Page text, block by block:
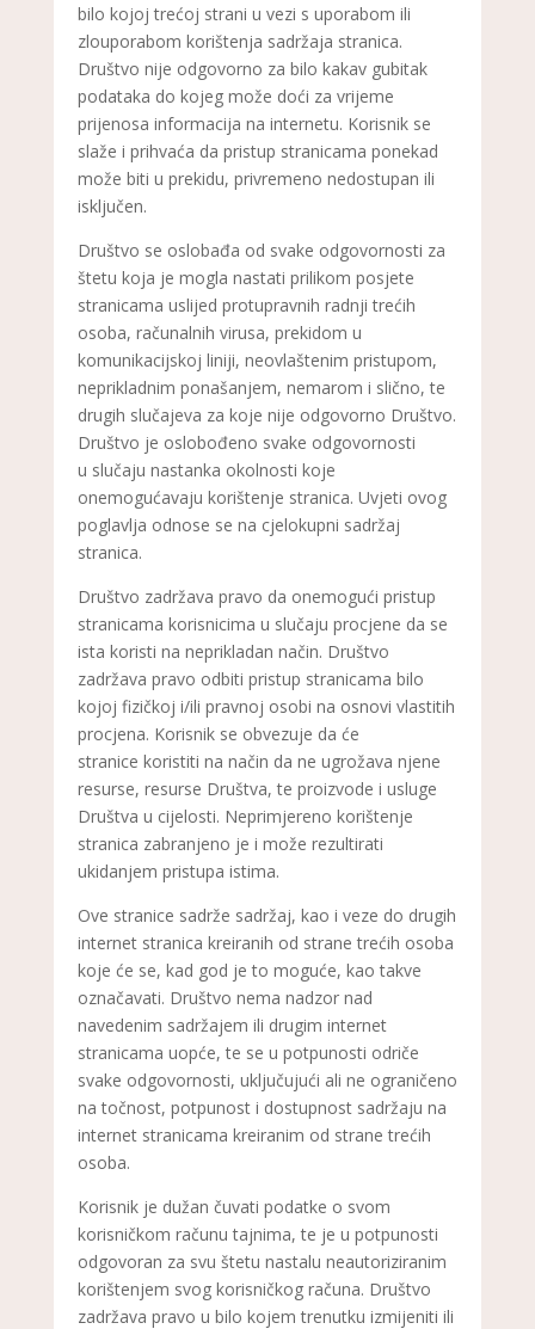
bilo kojoj trećoj strani u vezi s uporabom ili
zlouporabom korištenja sadržaja stranica.
Društvo nije odgovorno za bilo kakav gubitak
podataka do kojeg može doći za vrijeme
prijenosa informacija na internetu. Korisnik se
slaže i prihvaća da pristup stranicama ponekad
može biti u prekidu, privremeno nedostupan ili
isključen.
Društvo se oslobađa od svake odgovornosti za
štetu koja je mogla nastati prilikom posjete
stranicama uslijed protupravnih radnji trećih
osoba, računalnih virusa, prekidom u
komunikacijskoj liniji, neovlaštenim pristupom,
neprikladnim ponašanjem, nemarom i slično, te
drugih slučajeva za koje nije odgovorno Društvo.
Društvo je oslobođeno svake odgovornosti
u slučaju nastanka okolnosti koje
onemogućavaju korištenje stranica. Uvjeti ovog
poglavlja odnose se na cjelokupni sadržaj
stranica.
Društvo zadržava pravo da onemogući pristup
stranicama korisnicima u slučaju procjene da se
ista koristi na neprikladan način. Društvo
zadržava pravo odbiti pristup stranicama bilo
kojoj fizičkoj i/ili pravnoj osobi na osnovi vlastitih
procjena. Korisnik se obvezuje da će
stranice koristiti na način da ne ugrožava njene
resurse, resurse Društva, te proizvode i usluge
Društva u cijelosti. Neprimjereno korištenje
stranica zabranjeno je i može rezultirati
ukidanjem pristupa istima.
Ove stranice sadrže sadržaj, kao i veze do drugih
internet stranica kreiranih od strane trećih osoba
koje će se, kad god je to moguće, kao takve
označavati. Društvo nema nadzor nad
navedenim sadržajem ili drugim internet
stranicama uopće, te se u potpunosti odriče
svake odgovornosti, uključujući ali ne ograničeno
na točnost, potpunost i dostupnost sadržaju na
internet stranicama kreiranim od strane trećih
osoba.
Korisnik je dužan čuvati podatke o svom
korisničkom računu tajnima, te je u potpunosti
odgovoran za svu štetu nastalu neautoriziranim
korištenjem svog korisničkog računa. Društvo
zadržava pravo u bilo kojem trenutku izmijeniti ili